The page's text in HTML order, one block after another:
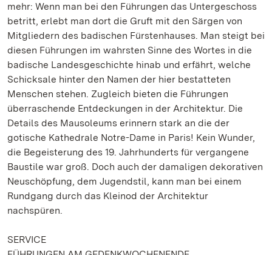
mehr: Wenn man bei den Führungen das Untergeschoss
betritt, erlebt man dort die Gruft mit den Särgen von
Mitgliedern des badischen Fürstenhauses. Man steigt bei
diesen Führungen im wahrsten Sinne des Wortes in die
badische Landesgeschichte hinab und erfährt, welche
Schicksale hinter den Namen der hier bestatteten
Menschen stehen. Zugleich bieten die Führungen
überraschende Entdeckungen in der Architektur. Die
Details des Mausoleums erinnern stark an die der
gotische Kathedrale Notre-Dame in Paris! Kein Wunder,
die Begeisterung des 19. Jahrhunderts für vergangene
Baustile war groß. Doch auch der damaligen dekorativen
Neuschöpfung, dem Jugendstil, kann man bei einem
Rundgang durch das Kleinod der Architektur
nachspüren.
SERVICE